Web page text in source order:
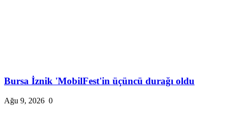
Bursa İznik 'MobilFest'in üçüncü durağı oldu
Ağu 9, 2026 0